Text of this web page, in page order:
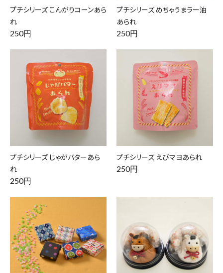
プチシリーズ こんがりコーンあら
れ
250円
プチシリーズ めちゃうまラー油
あられ
250円
プチシリーズ じゃがバターあら
れ
250円
プチシリーズ えびマヨあられ
250円